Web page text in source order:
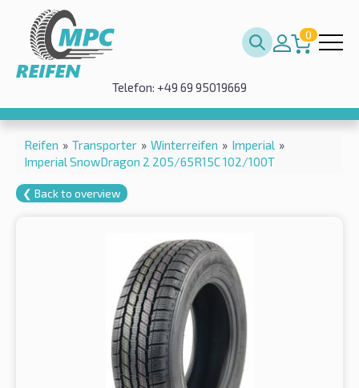
0
Telefon: +49 69 95019669
Reifen » Transporter » Winterreifen » Imperial »
Imperial SnowDragon 2 205/65R15C 102/100T
❮ Back to overview